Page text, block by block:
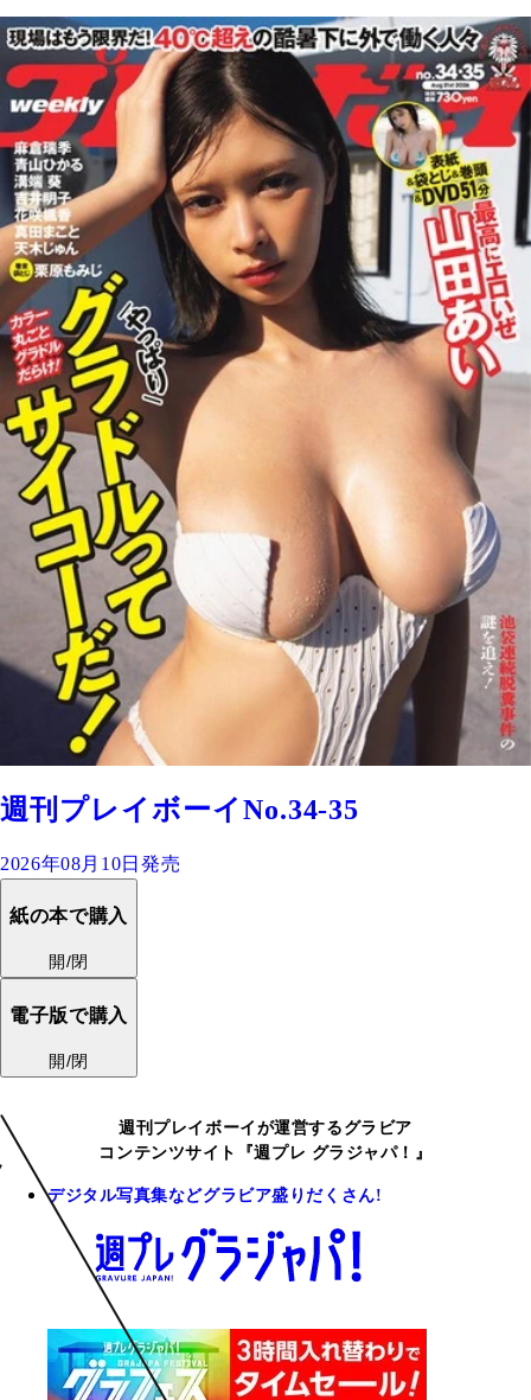
週刊プレイボーイNo.34-35
2026年08月10日発売
紙の本で購入
開/閉
電子版で購入
開/閉
週刊プレイボーイが運営するグラビア
コンテンツサイト『週プレ グラジャパ！』
デジタル写真集などグラビア盛りだくさん!